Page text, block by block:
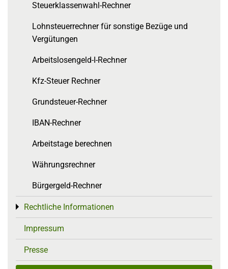
Steuerklassenwahl-Rechner
Lohnsteuerrechner für sonstige Bezüge und
Vergütungen
Arbeitslosengeld-I-Rechner
Kfz-Steuer Rechner
Grundsteuer-Rechner
IBAN-Rechner
Arbeitstage berechnen
Währungsrechner
Bürgergeld-Rechner
Rechtliche Informationen
Toggle menu
Impressum
Presse